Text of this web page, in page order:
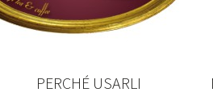
PERCHÉ USARLI